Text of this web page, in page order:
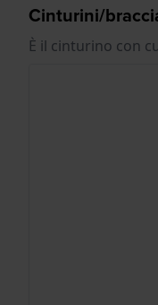
Cinturini/
È il cinturino con